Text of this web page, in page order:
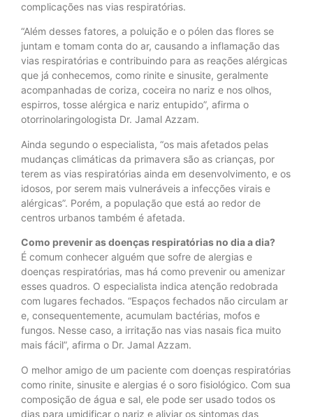
complicações nas vias respiratórias.
“Além desses fatores, a poluição e o pólen das flores se
juntam e tomam conta do ar, causando a inflamação das
vias respiratórias e contribuindo para as reações alérgicas
que já conhecemos, como rinite e sinusite, geralmente
acompanhadas de coriza, coceira no nariz e nos olhos,
espirros, tosse alérgica e nariz entupido”, afirma o
otorrinolaringologista Dr. Jamal Azzam.
Ainda segundo o especialista, “os mais afetados pelas
mudanças climáticas da primavera são as crianças, por
terem as vias respiratórias ainda em desenvolvimento, e os
idosos, por serem mais vulneráveis a infecções virais e
alérgicas”. Porém, a população que está ao redor de
centros urbanos também é afetada.
Como prevenir as doenças respiratórias no dia a dia?
É comum conhecer alguém que sofre de alergias e
doenças respiratórias, mas há como prevenir ou amenizar
esses quadros. O especialista indica atenção redobrada
com lugares fechados. “Espaços fechados não circulam ar
e, consequentemente, acumulam bactérias, mofos e
fungos. Nesse caso, a irritação nas vias nasais fica muito
mais fácil”, afirma o Dr. Jamal Azzam.
O melhor amigo de um paciente com doenças respiratórias
como rinite, sinusite e alergias é o soro fisiológico. Com sua
composição de água e sal, ele pode ser usado todos os
dias para umidificar o nariz e aliviar os sintomas das